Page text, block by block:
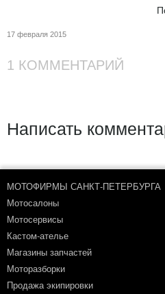
17 февраля 2015
1 КОММЕНТАРИЙ
Написать
МОТОФИРМЫ САНКТ-ПЕТЕРБУРГА
Мотосалоны
Мотосервисы
Кастом-ателье
Магазины запчастей
Моторазборки
Продажа экипировки